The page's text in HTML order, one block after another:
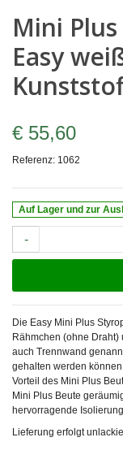
Mini
Easy
€ 55,60
Referenz: 1062
Auf Lager und zur
-
Die Easy Mini Plus
Rähmchen (ohne
auch Trennwand
gehalten werden
Vorteil des Mini Plus
Mini Plus Beute
hervorragende
Lieferung erfolgt